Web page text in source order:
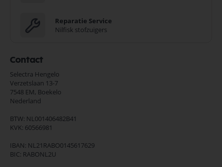
Reparatie Service
Nilfisk stofzuigers
Contact
Selectra Hengelo
Verzetslaan 13-7
7548 EM, Boekelo
Nederland
BTW: NL001406482B41
KVK: 60566981
IBAN: NL21RABO0145617629
BIC: RABONL2U